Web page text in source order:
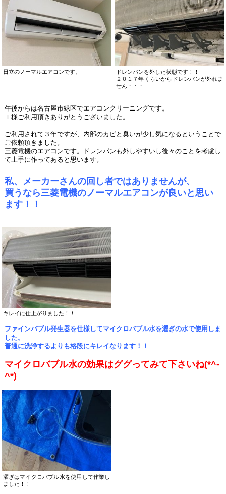
日立のノーマルエアコンです。
ドレンパンを外した状態です！！
２０１７年くらいからドレンパンが外れま
せん・・・
午後からは名古屋市緑区でエアコンクリーニングです。
Ｉ様ご利用頂きありがとうございました。
ご利用されて３年ですが、内部のカビと臭いが少し気になるということで
ご依頼頂きました。
三菱電機のエアコンです。ドレンパンも外しやすいし後々のことを考慮し
て上手に作ってあると思います。
私、メーカーさんの回し者ではありませんが、
買うなら三菱電機のノーマルエアコンが良いと思い
ます！！
キレイに仕上がりました！！
ファインバブル発生器を仕様してマイクロバブル水を濯ぎの水で使用しま
した。
普通に洗浄するよりも格段にキレイなります！！
マイクロバブル水の効果はググってみて下さいね(*^-
^*)
濯ぎはマイクロバブル水を使用して作業し
ました！！